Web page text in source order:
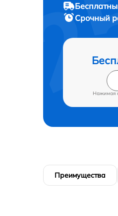
Срочный
Нажимая
Преимущества